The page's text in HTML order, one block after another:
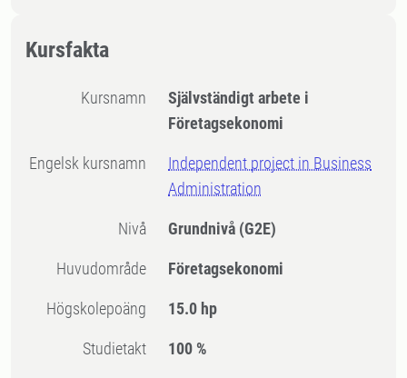
Kursfakta
Kursnamn
Självständigt arbete i
Företagsekonomi
Engelsk kursnamn
Independent project in Business
Administration
Nivå Grundnivå (G2E)
Huvudområde Företagsekonomi
högskolepoäng 15.0 hp
Studietakt 100 %